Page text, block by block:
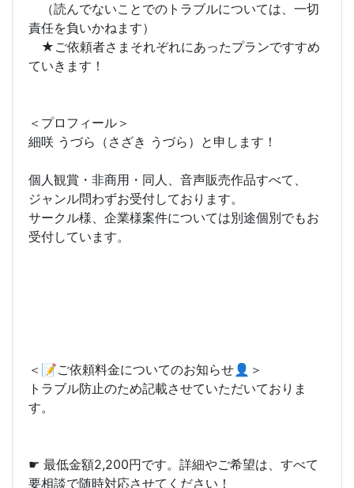
（読んでないことでのトラブルについては、一切
責任を負いかねます）
★ご依頼者さまそれぞれにあったプランですすめ
ていきます！
＜プロフィール＞
細咲 うづら（さざき うづら）と申します！
個人観賞・非商用・同人、音声販売作品すべて、
ジャンル問わずお受付しております。
サークル様、企業様案件については別途個別でもお
受付しています。
＜📝ご依頼料金についてのお知らせ👤＞
トラブル防止のため記載させていただいておりま
す。
☛ 最低金額2,200円です。詳細やご希望は、すべて
要相談で随時対応させてください！